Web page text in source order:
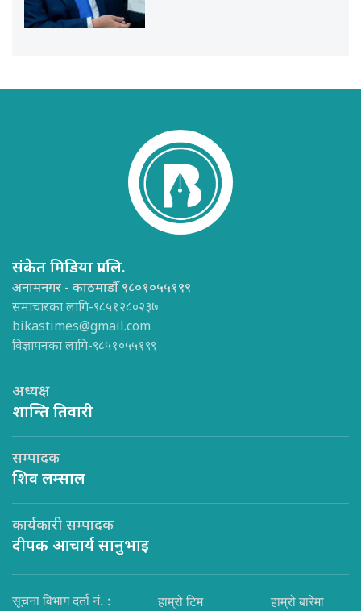
संकेत मिडिया प्रा.लि.
अनामनगर - काठमाडौँ ९८०१०५५१९९
समाचारका लागि-९८५१२८०२३७
bikastimes@gmail.com
विज्ञापनका लागि-९८५१०५५१९९
अध्यक्ष
शान्ति तिवारी
सम्पादक
शिव लम्साल
कार्यकारी सम्पादक
दीपक आचार्य सानुभाइ
सूचना विभाग दर्ता नं. : हाम्रो टिम हाम्रो बारेमा